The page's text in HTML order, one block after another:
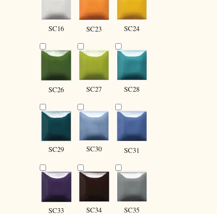
SC16 SC23 SC24
SC26 SC27 SC28
SC29 SC30 SC31
SC33 SC34 SC35